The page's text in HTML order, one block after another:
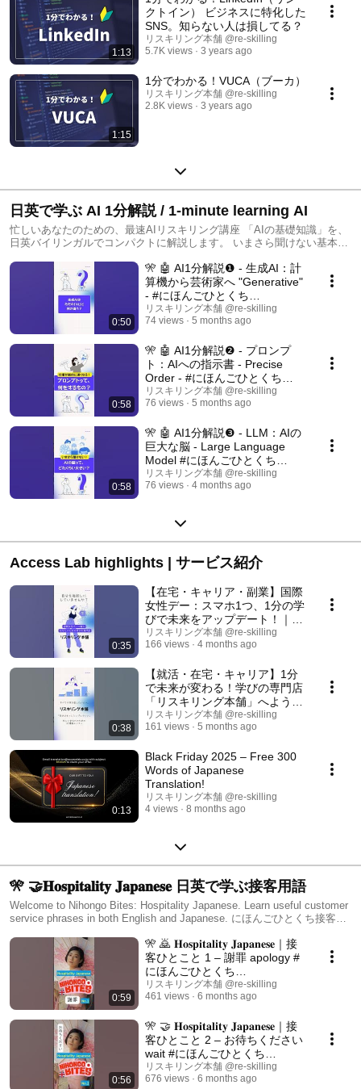
1:13
クトイン） ビジネスに特化した
SNS。知らない人は損してる？
リスキリング本舗 @re-skilling
5.7K views
3 years ago
1:15
1分でわかる！VUCA（ブーカ）
リスキリング本舗 @re-skilling
2.8K views
3 years ago
日英で学ぶ AI 1分解説 / 1-minute learning AI
忙しいあなたのための、最速AIリスキリング講座 「AIの基礎知識」を、
日英バイリンガルでコンパクトに解説します。 いまさら聞けない基本か
ト。 The fastest AI reskilling course for your busy schedule. We provide
compact, bilingual explanations of "AI Fundamentals" in both English
and Japanese. From the basics you missed to the latest trends you can
still catch up on, update your knowledge in just one minute.
0:50
🎌 🤖 AI1分解説❶ - 生成AI：計
算機から芸術家へ "Generative"
- #にほんごひとくち
#NihongoBites #AI初心者 #リス
キリング
リスキリング本舗 @re-skilling
74 views
5 months ago
0:58
🎌 🤖 AI1分解説❷ - プロンプ
ト：AIへの指示書 - Precise
Order - #にほんごひとくち
#NihongoBites #AI初心者 #リス
キリング
リスキリング本舗 @re-skilling
76 views
5 months ago
0:58
🎌 🤖 AI1分解説❸ - LLM：AIの
巨大な脳 - Large Language
Model #にほんごひとくち
#NihongoBites #AI初心者 #リス
キリング #LLM
リスキリング本舗 @re-skilling
76 views
4 months ago
Access Lab highlights | サービス紹介
0:35
【在宅・キャリア・副業】国際
女性デー：スマホ1つ、1分の学
びで未来をアップデート！｜リ
スキリング本舗
リスキリング本舗 @re-skilling
166 views
4 months ago
0:38
【就活・在宅・キャリア】1分
で未来が変わる！学びの専門店
「リスキリング本舗」へようこ
そ！
リスキリング本舗 @re-skilling
161 views
5 months ago
0:13
Black Friday 2025 – Free 300
Words of Japanese
Translation!
リスキリング本舗 @re-skilling
4 views
8 months ago
🎌 🤝𝐇𝐨𝐬𝐩𝐢𝐭𝐚𝐥𝐢𝐭𝐲 𝐉𝐚𝐩𝐚𝐧𝐞𝐬𝐞 日英で学ぶ接客用語
Welcome to Nihongo Bites: Hospitality Japanese. Learn useful customer
service phrases in both English and Japanese. にほんごひとくち接客シ
ょう。
0:59
🎌 🙇 𝐇𝐨𝐬𝐩𝐢𝐭𝐚𝐥𝐢𝐭𝐲 𝐉𝐚𝐩𝐚𝐧𝐞𝐬𝐞｜接
客ひとこと 1 – 謝罪 apology #
にほんごひとくち
#nihongobites #omotenashi
リスキリング本舗 @re-skilling
461 views
6 months ago
0:56
🎌 🤝 𝐇𝐨𝐬𝐩𝐢𝐭𝐚𝐥𝐢𝐭𝐲 𝐉𝐚𝐩𝐚𝐧𝐞𝐬𝐞｜接
客ひとこと 2 – お待ちください
wait #にほんごひとくち
#nihongobites #omotenashi
リスキリング本舗 @re-skilling
676 views
6 months ago